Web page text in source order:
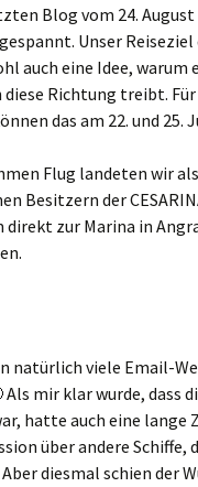
Blog vom 24.
Unser
auch eine Idee,
Richtung treibt.
das am 22. und 25.
Flug landeten wir
Besitzern der
direkt zur Marina in
natürlich viele Email-
mir klar wurde, dass
hatte auch eine lange
über andere Schiffe,
diesmal schien der